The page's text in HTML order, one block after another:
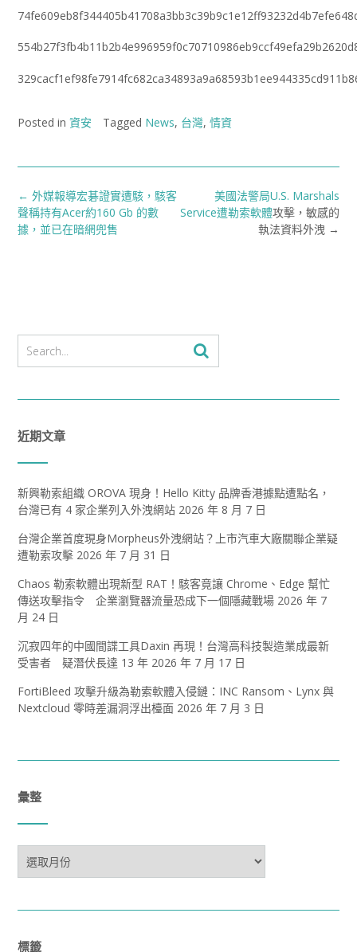
Posted in 資安 Tagged News, 台灣, 情資
Post
navigation
美國法警局U.S. Marshals
Service遭勒索軟體攻擊，敏感的
執法資料外洩 →
← 外媒報導宏碁證實遭駭，駭客
聲稱持有Acer約160 Gb 的數
據，並已在暗網兜售
近期文章
新興勒索組織 OROVA 現身！Hello Kitty 品牌香港據點遭點名，
台灣已有 4 家企業列入外洩網站 2026 年 8 月 7 日
台灣企業首度現身Morpheus外洩網站？上市汽車大廠關聯企業疑
遭勒索攻擊 2026 年 7 月 31 日
Chaos 勒索軟體出現新型 RAT！駭客竟讓 Chrome、Edge 幫忙
傳送攻擊指令 企業瀏覽器流量恐成下一個隱藏戰場 2026 年 7
月 24 日
沉寂四年的中國間諜工具Daxin 再現！台灣高科技製造業成最新
受害者 疑潛伏長達 13 年 2026 年 7 月 17 日
FortiBleed 攻擊升級為勒索軟體入侵鏈：INC Ransom、Lynx 與
Nextcloud 零時差漏洞浮出檯面 2026 年 7 月 3 日
彙整
整
標籤